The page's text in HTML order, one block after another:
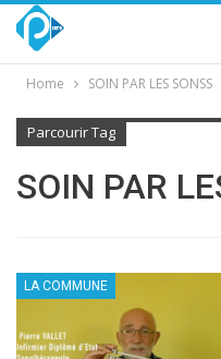
Home SOIN PAR LES SONSS
Parcourir Tag
SOIN PAR
LA COMMUNE